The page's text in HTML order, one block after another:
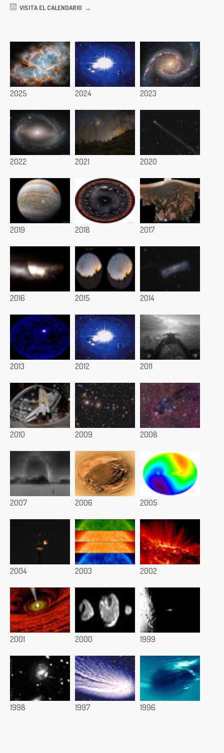
VISITA EL CALENDARIO
2025 2024 2023
2022 2021 2020
2019 2018 2017
2016 2015 2014
2013 2012 2011
2010 2009 2008
2007 2006 2005
2004 2003 2002
2001 2000 1999
1998 1997 1996